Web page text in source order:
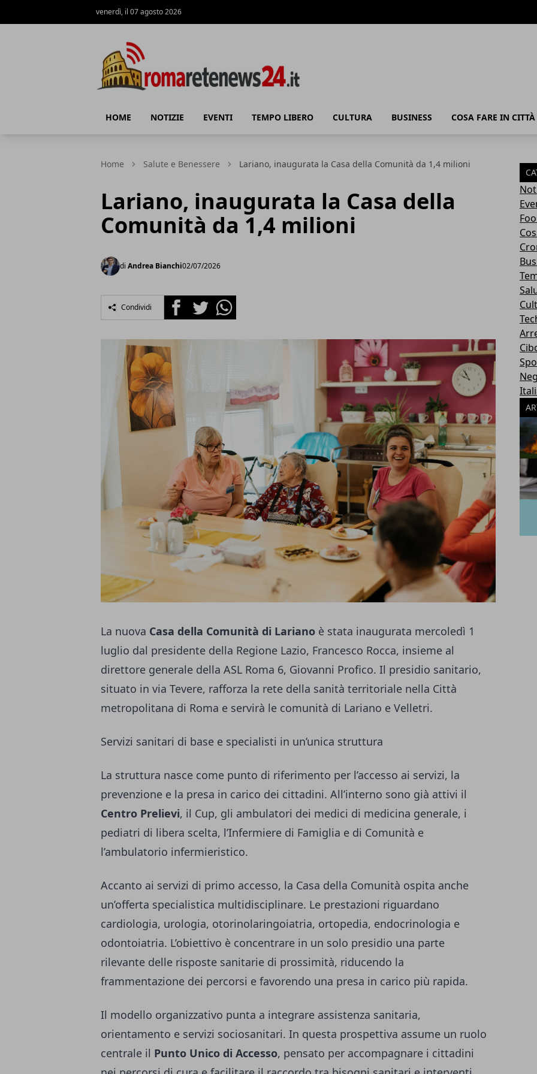
venerdì, il 07 agosto 2026
HOME NOTIZIE EVENTI TEMPO LIBERO CULTURA BUSINESS COSA FARE IN CITTÀ
Home Salute e Benessere Lariano, inaugurata la Casa della Comunità da 1,4 milioni
Lariano, inaugurata la Casa della
Comunità da 1,4 milioni
di Andrea Bianchi02/07/2026
Condividi FacebookTwitterWhatsapp
La nuova Casa della Comunità di Lariano è stata inaugurata mercoledì 1
luglio dal presidente della Regione Lazio, Francesco Rocca, insieme al
direttore generale della ASL Roma 6, Giovanni Profico. Il presidio sanitario,
situato in via Tevere, rafforza la rete della sanità territoriale nella Città
metropolitana di Roma e servirà le comunità di Lariano e Velletri.
Servizi sanitari di base e specialisti in un’unica struttura
La struttura nasce come punto di riferimento per l’accesso ai servizi, la
prevenzione e la presa in carico dei cittadini. All’interno sono già attivi il
Centro Prelievi, il Cup, gli ambulatori dei medici di medicina generale, i
pediatri di libera scelta, l’Infermiere di Famiglia e di Comunità e
l’ambulatorio infermieristico.
Accanto ai servizi di primo accesso, la Casa della Comunità ospita anche
un’offerta specialistica multidisciplinare. Le prestazioni riguardano
cardiologia, urologia, otorinolaringoiatria, ortopedia, endocrinologia e
odontoiatria. L’obiettivo è concentrare in un solo presidio una parte
rilevante delle risposte sanitarie di prossimità, riducendo la
frammentazione dei percorsi e favorendo una presa in carico più rapida.
Il modello organizzativo punta a integrare assistenza sanitaria,
orientamento e servizi sociosanitari. In questa prospettiva assume un ruolo
centrale il Punto Unico di Accesso, pensato per accompagnare i cittadini